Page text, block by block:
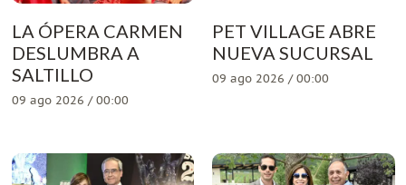
LA ÓPERA CARMEN
DESLUMBRA A
SALTILLO
09 ago 2026 / 00:00
PET VILLAGE ABRE
NUEVA SUCURSAL
09 ago 2026 / 00:00